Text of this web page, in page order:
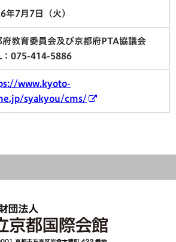
年7月7日（火）
府教育委員会及び京都府PTA協議会
：075-414-5886
www.kyoto-
syakyou/cms/